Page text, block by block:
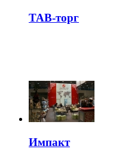
ТАВ-торг
Импакт